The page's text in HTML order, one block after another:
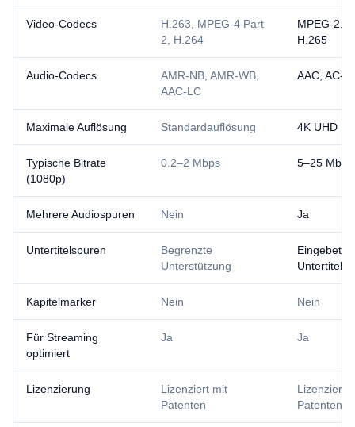
Video-Codecs
H.263, MPEG-4 Part
2, H.264
MPEG-2,
H.265
Audio-Codecs
AMR-NB, AMR-WB,
AAC-LC
AAC, AC-
Maximale Auflösung Standardauflösung 4K UHD
Typische Bitrate
(1080p)
0.2–2 Mbps 5–25 Mbps
Mehrere Audiospuren Nein Ja
Untertitelspuren
Begrenzte
Unterstützung
Untertitel
Kapitelmarker Nein Nein
Für Streaming
optimiert
Ja Ja
Lizenzierung
Lizenziert mit
Patenten
Lizenziert
Patenten